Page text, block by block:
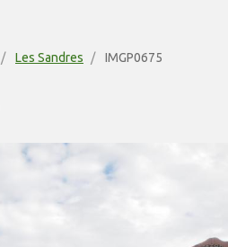
Les Sandres IMGP0675